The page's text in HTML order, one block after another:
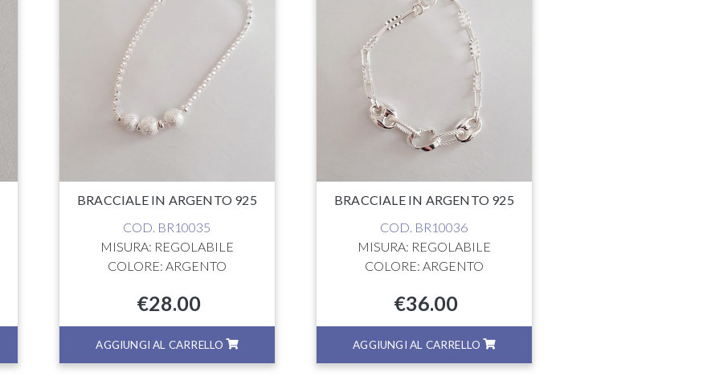
BRACCIALE IN ARGENTO 925
COD. BR10035
MISURA: REGOLABILE
COLORE: ARGENTO
€28.00
AGGIUNGI AL CARRELLO
BRACCIALE IN ARGENTO 925
COD. BR10036
MISURA: REGOLABILE
COLORE: ARGENTO
€36.00
AGGIUNGI AL CARRELLO